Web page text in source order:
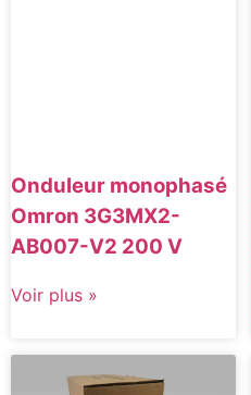
Onduleur monophasé
Omron 3G3MX2-
AB007-V2 200 V
Voir plus »